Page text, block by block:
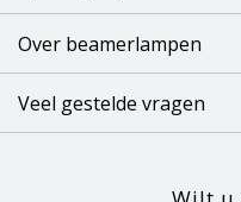
Over beamerlampen
Veel gestelde vragen